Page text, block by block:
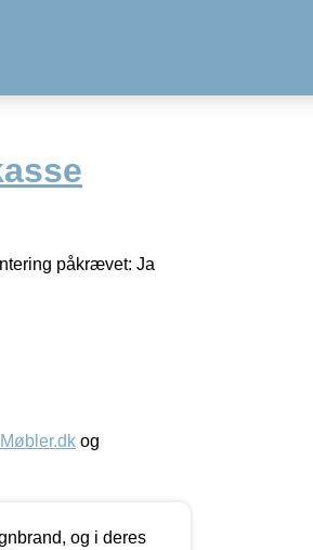
påkrævet: Ja
og
og i deres